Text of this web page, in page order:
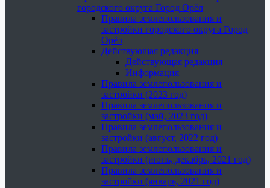
городского округа Город Орёл
Правила землепользования и
застройки городского округа Город
Орёл
Действующая редакция
Действующая редакция
Информация
Правила землепользования и
застройки (2023 год)
Правила землепользования и
застройки (май, 2023 год)
Правила землепользования и
застройки (август, 2022 год)
Правила землепользования и
застройки (июнь, декабрь, 2021 год)
Правила землепользования и
застройки (январь, 2021 год)